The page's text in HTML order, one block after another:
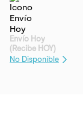
Envío Hoy
(Recibe HOY)
No Disponible